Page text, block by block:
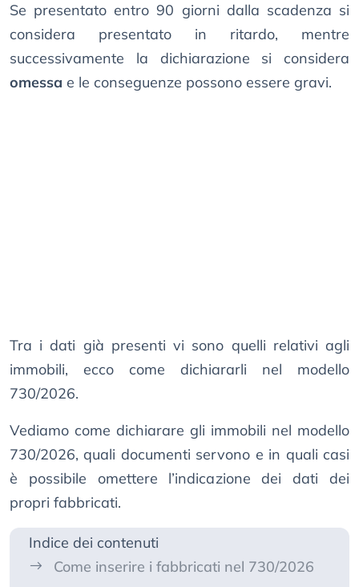
Se presentato entro 90 giorni dalla scadenza si
considera presentato in ritardo, mentre
successivamente la dichiarazione si considera
omessa e le conseguenze possono essere gravi.
Tra i dati già presenti vi sono quelli relativi agli
immobili, ecco come dichiararli nel modello
730/2026.
Vediamo come dichiarare gli immobili nel modello
730/2026, quali documenti servono e in quali casi
è possibile omettere l’indicazione dei dati dei
propri fabbricati.
Indice dei contenuti
Come inserire i fabbricati nel 730/2026